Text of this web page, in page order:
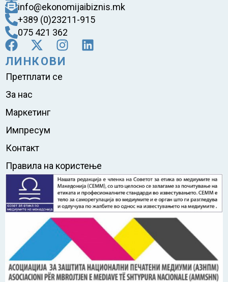
info@ekonomijaibiznis.mk
+389 (0)23211-915
075 421 362
ЛИНКОВИ
Претплати се
За нас
Маркетинг
Импресум
Контакт
Правила на користење